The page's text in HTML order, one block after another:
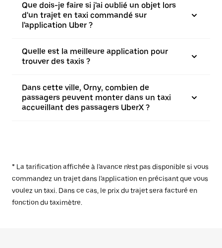
Que dois-je faire si j'ai oublié un objet lors
d'un trajet en taxi commandé sur
l'application Uber ?
Quelle est la meilleure application pour
trouver des taxis ?
Dans cette ville, Orny, combien de
passagers peuvent monter dans un taxi
accueillant des passagers UberX ?
* La tarification affichée à l'avance n'est pas disponible si vous
commandez un trajet dans l'application en précisant que vous
voulez un taxi. Dans ce cas, le prix du trajet sera facturé en
fonction du taximètre.